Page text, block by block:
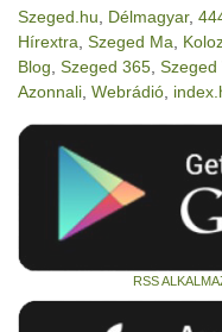
Szeged.hu Délmagyar,
Hírextra Szeged Ma
Blog Szeged 365 Szeged
Azonnali Webrádió
RSS